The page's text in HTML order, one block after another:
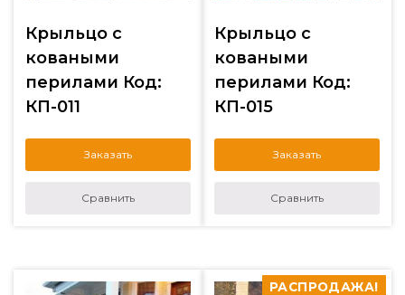
Крыльцо с
коваными
перилами Код:
КП-011
Заказать
Сравнить
Крыльцо с
коваными
перилами Код:
КП-015
Заказать
Сравнить
РАСПРОДАЖА!